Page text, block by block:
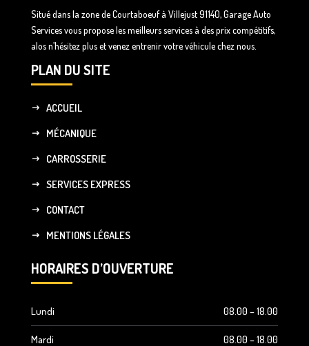
Situé dans la zone de Courtaboeuf à Villejust 91140, Garage Auto
Services vous propose les meilleurs services à des prix compétitifs,
alos n’hésitez plus et venez entrenir votre véhicule chez nous.
PLAN DU SITE
ACCUEIL
MÉCANIQUE
CARROSSERIE
SERVICES EXPRESS
CONTACT
MENTIONS LÉGALES
HORAIRES D’OUVERTURE
Lundi 08.00 – 18.00
Mardi 08.00 – 18.00